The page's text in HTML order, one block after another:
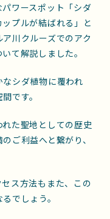
ワースポット「シダ
プルが結ばれる」と
川クルーズでのアク
て解説しました。
シダ植物に覆われ
です。
た聖地としての歴史
ご利益へと繋がり、
ス方法もまた、この
でしょう。